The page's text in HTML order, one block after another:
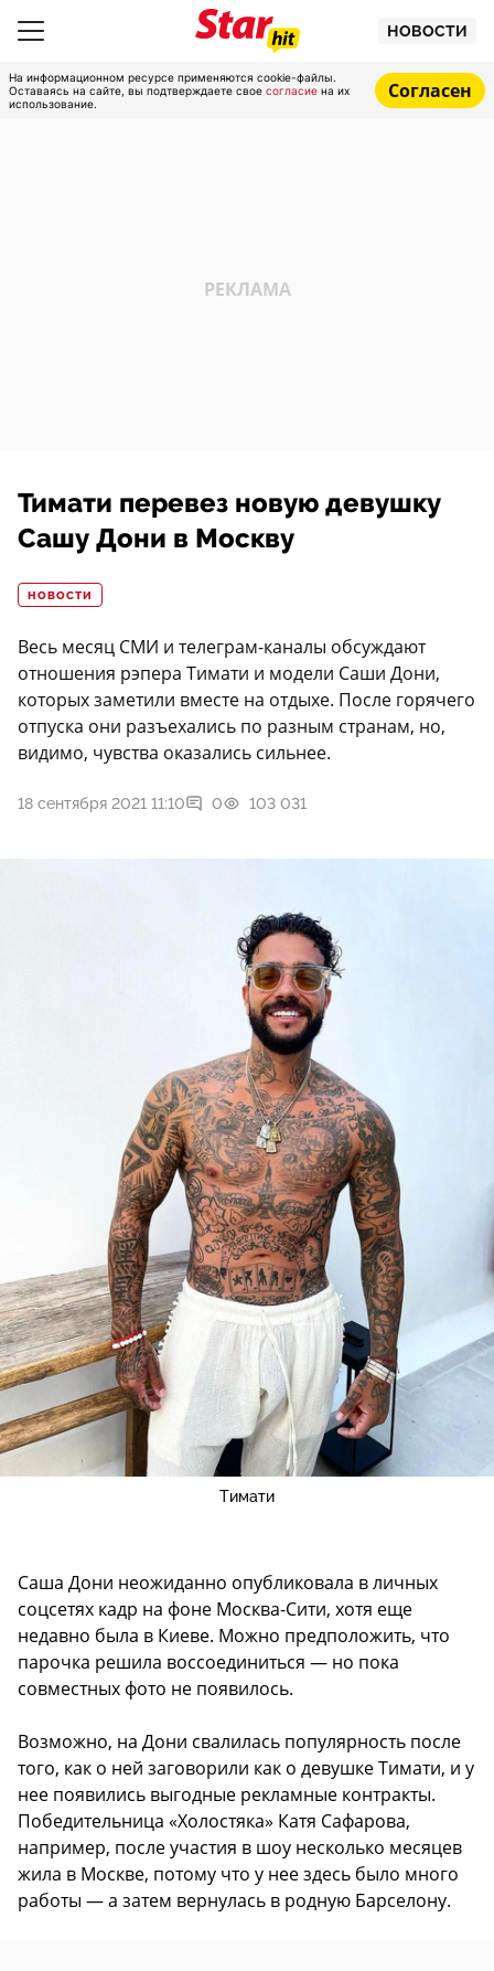
НОВОСТИ
На информационном ресурсе применяются cookie-файлы.
Оставаясь на сайте, вы подтверждаете свое согласие на их
использование.
Согласен
Тимати перевез новую девушку
Сашу Дони в Москву
НОВОСТИ
Весь месяц СМИ и телеграм-каналы обсуждают
отношения рэпера Тимати и модели Саши Дони,
которых заметили вместе на отдыхе. После горячего
отпуска они разъехались по разным странам, но,
видимо, чувства оказались сильнее.
18 сентября 2021 11:10 0 103 031
Тимати
Саша Дони неожиданно опубликовала в личных
соцсетях кадр на фоне Москва-Сити, хотя еще
недавно была в Киеве. Можно предположить, что
парочка решила воссоединиться — но пока
совместных фото не появилось.
Возможно, на Дони свалилась популярность после
того, как о ней заговорили как о девушке Тимати, и у
нее появились выгодные рекламные контракты.
Победительница «Холостяка» Катя Сафарова,
например, после участия в шоу несколько месяцев
жила в Москве, потому что у нее здесь было много
работы — а затем вернулась в родную Барселону.